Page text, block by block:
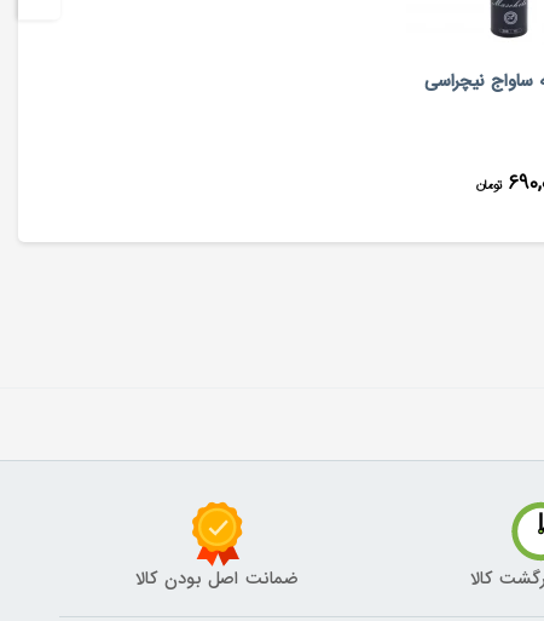
ساواج نیچراسی
تومان
کالا ضمانت اصل بودن کالا